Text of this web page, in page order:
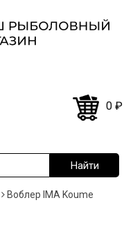
0 ₽
Воблер IMA Koume